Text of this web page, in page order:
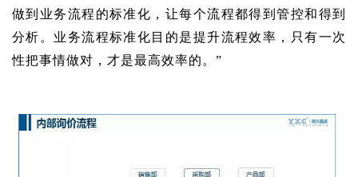
做到业务流程的标准化，让每个流程都得到管控和得到
分析。业务流程标准化目的是提升流程效率，只有一次
性把事情做对，才是最高效率的。”